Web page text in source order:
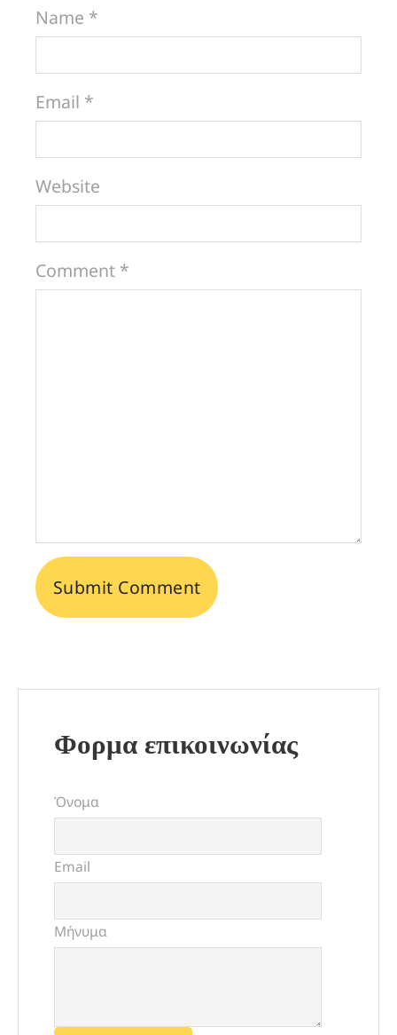
Name *
Email *
Website
Comment *
Φορμα επικοινωνίας
Όνομα
Email
Μήνυμα